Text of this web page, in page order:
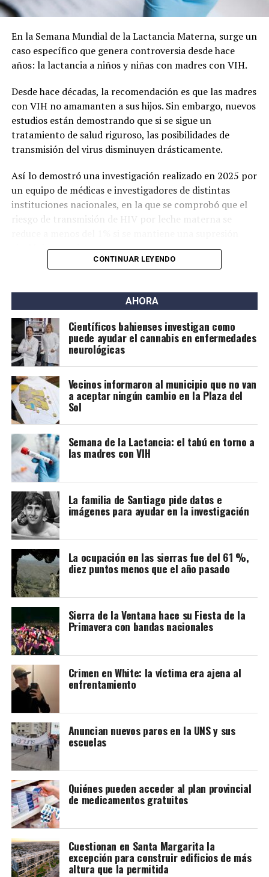
lograr una mancomunión entre los dos espacios y que el
La nota que presentaron los vecinos:
En la Semana Mundial de la Lactancia Materna, surge un
caso específico que genera controversia desde hace
años: la lactancia a niños y niñas con madres con VIH.
Desde hace décadas, la recomendación es que las madres
con VIH no amamanten a sus hijos. Sin embargo, nuevos
estudios están demostrando que si se sigue un
tratamiento de salud riguroso, las posibilidades de
transmisión del virus disminuyen drásticamente.
Así lo demostró una investigación realizado en 2025 por
un equipo de médicas e investigadores de distintas
instituciones nacionales, en la que se comprobó que el
riesgo de transmisión de HIV por leche materna se
virológica consistente.
Los primeros estudios que respaldaron esta posibilidad
surgieron en países de bajos ingresos, donde la
Organización Mundial de la Salud (OMS) comenzó a
recomendar la lactancia para personas con VIH bajo
tratamiento.
Investigaciones posteriores confirmaron tasas muy
bajas de transmisión, especialmente cuando el
tratamiento se inició antes del embarazo o en sus
primeras etapas y se mantuvo de forma estricta. Los
pocos casos detectados estuvieron asociados a cargas
virales elevadas o a la interrupción de la medicación.
A partir de esta evidencia, distintas guías
internacionales modificaron sus recomendaciones.
Organismos como la Sociedad Clínica Europea del Sida
(EACS), el Departamento de Salud de Estados Unidos y la
Sociedad Argentina de Infectología (SADI) sostienen
que las personas con VIH que mantienen una carga viral
indetectable y eligen amamantar deben recibir
información, acompañamiento y un seguimiento médico
estrecho.
Ese seguimiento incluye controles frecuentes de la
carga viral de la madre y estudios del bebé durante la
lactancia y después de su finalización. También se
recomienda actuar rápidamente ante situaciones como
una carga viral detectable o infecciones mamarias, ya
que aún existe poca evidencia sobre cómo estas
condiciones pueden influir en el riesgo de transmisión.
A partir de esta información, los especialistas proponen
avanzar hacia un consenso nacional que permita revisar
las recomendaciones actuales y definir en qué casos la
lactancia materna puede ser una alternativa posible y
segura.
CONTINUAR LEYENDO
AHORA
Científicos bahienses investigan como
puede ayudar el cannabis en enfermedades
neurológicas
Vecinos informaron al municipio que no van
a aceptar ningún cambio en la Plaza del
Sol
Semana de la Lactancia: el tabú en torno a
las madres con VIH
La familia de Santiago pide datos e
imágenes para ayudar en la investigación
La ocupación en las sierras fue del 61 %,
diez puntos menos que el año pasado
Sierra de la Ventana hace su Fiesta de la
Primavera con bandas nacionales
Crimen en White: la víctima era ajena al
enfrentamiento
Anuncian nuevos paros en la UNS y sus
escuelas
Quiénes pueden acceder al plan provincial
de medicamentos gratuitos
Cuestionan en Santa Margarita la
excepción para construir edificios de más
altura que la permitida